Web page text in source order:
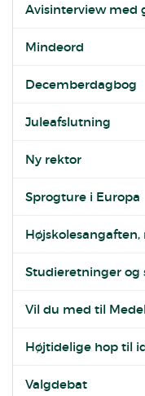
Avisinterview med
Mindeord
Decemberdagbog
Juleafslutning
Ny rektor
Sprogture i Europa
Studieretninger og
Vil du med til
Højtidelige hop til
Valgdebat